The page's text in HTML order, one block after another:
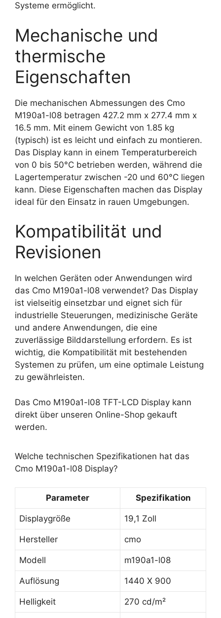
Systeme ermöglicht.
Mechanische und
thermische
Eigenschaften
Die mechanischen Abmessungen des Cmo
M190a1-l08 betragen 427.2 mm x 277.4 mm x
16.5 mm. Mit einem Gewicht von 1.85 kg
(typisch) ist es leicht und einfach zu montieren.
Das Display kann in einem Temperaturbereich
von 0 bis 50°C betrieben werden, während die
Lagertemperatur zwischen -20 und 60°C liegen
kann. Diese Eigenschaften machen das Display
ideal für den Einsatz in rauen Umgebungen.
Kompatibilität und
Revisionen
In welchen Geräten oder Anwendungen wird
das Cmo M190a1-l08 verwendet? Das Display
ist vielseitig einsetzbar und eignet sich für
industrielle Steuerungen, medizinische Geräte
und andere Anwendungen, die eine
zuverlässige Bilddarstellung erfordern. Es ist
wichtig, die Kompatibilität mit bestehenden
Systemen zu prüfen, um eine optimale Leistung
zu gewährleisten.
Das Cmo M190a1-l08 TFT-LCD Display kann
direkt über unseren Online-Shop gekauft
werden.
Welche technischen Spezifikationen hat das
Cmo M190a1-l08 Display?
Parameter Spezifikation
Displaygröße 19,1 Zoll
Hersteller cmo
Modell m190a1-l08
Auflösung 1440 X 900
Helligkeit 270 cd/m²